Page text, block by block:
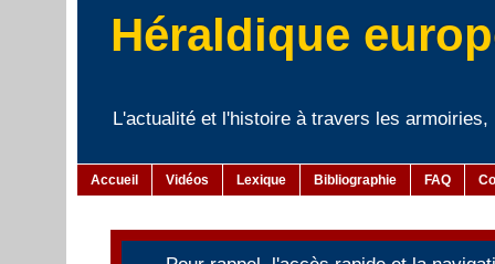
Héraldique
L'actualité et l'histoire à travers les
Accueil Vidéos Lexique Bibliographie FAQ